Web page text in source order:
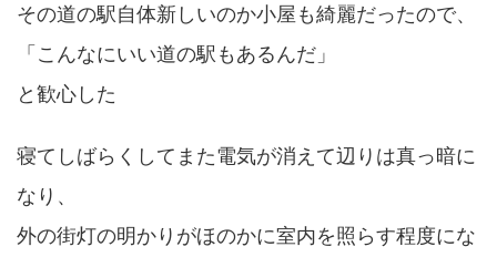
その道の駅自体新しいのか小屋も綺麗だったので、
「こんなにいい道の駅もあるんだ」
と歓心した
寝てしばらくしてまた電気が消えて辺りは真っ暗に
なり、
外の街灯の明かりがほのかに室内を照らす程度にな